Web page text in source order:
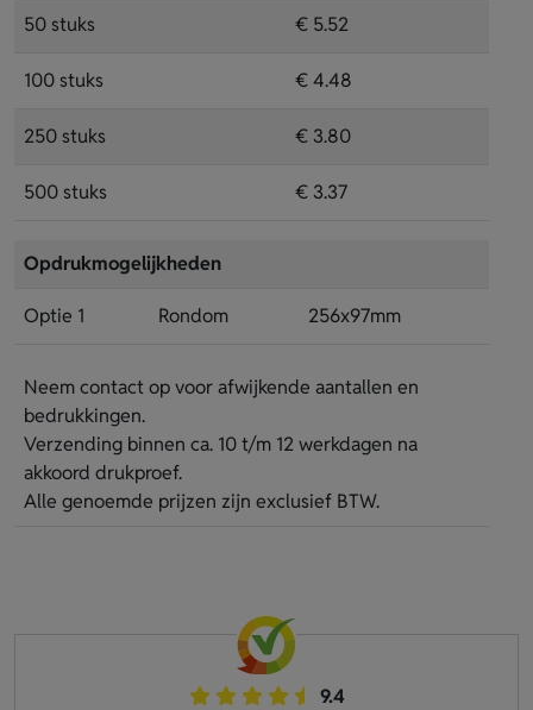
50 stuks € 5.52
100 stuks € 4.48
250 stuks € 3.80
500 stuks € 3.37
Opdrukmogelijkheden
Optie 1 Rondom 256x97mm
Neem contact op voor afwijkende aantallen en
bedrukkingen.
Verzending binnen ca. 10 t/m 12 werkdagen na
akkoord drukproef.
Alle genoemde prijzen zijn exclusief BTW.
9.4